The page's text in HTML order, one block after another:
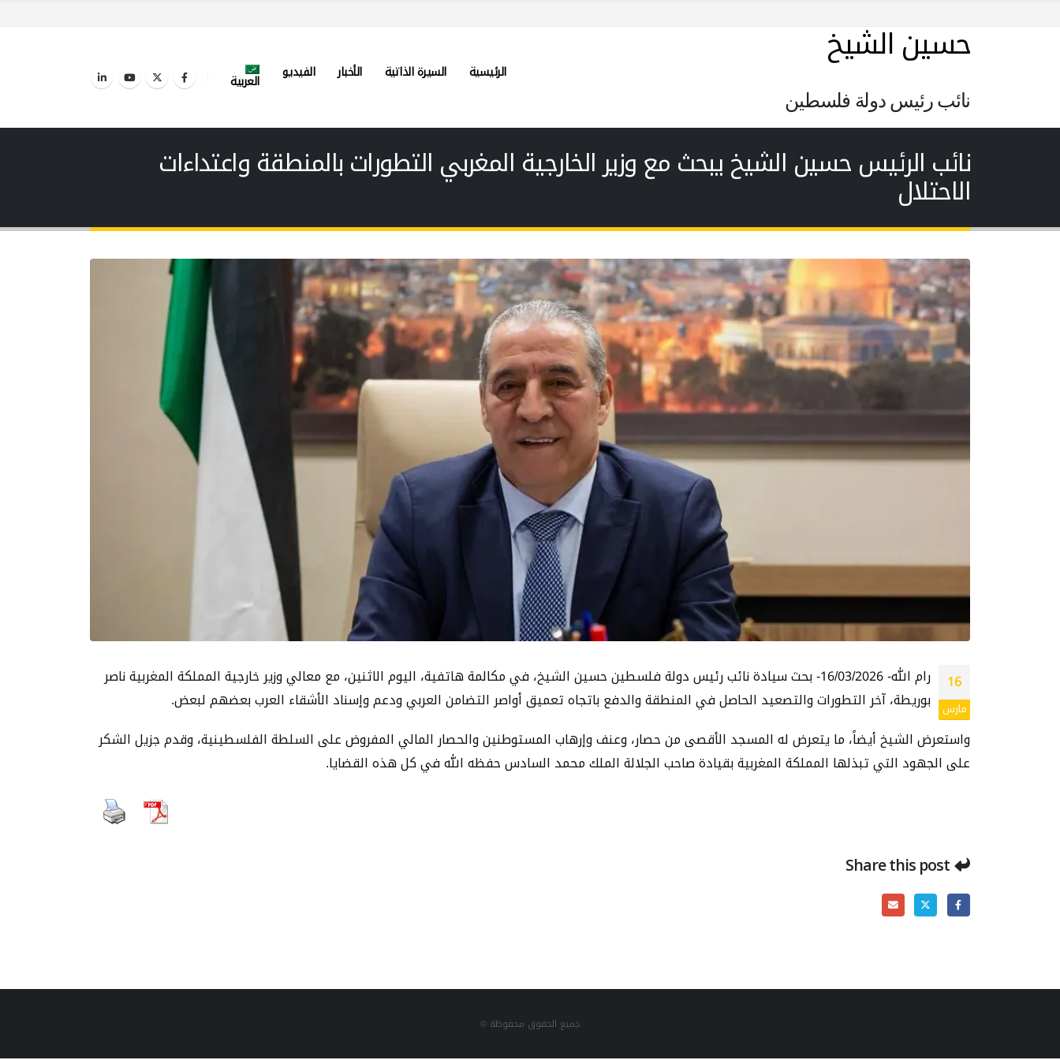
حسين الشيخ
نائب رئيس دولة فلسطين
الرئيسية السيرة الذاتية الأخبار الفيديو العربية
نائب الرئيس حسين الشيخ يبحث مع وزير الخارجية المغربي التطورات بالمنطقة واعتداءات
الاحتلال
16
مارس
رام الله- 16/03/2026- بحث سيادة نائب رئيس دولة فلسطين حسين الشيخ، في مكالمة هاتفية، اليوم الاثنين، مع معالي وزير خارجية المملكة المغربية ناصر
بوريطة، آخر التطورات والتصعيد الحاصل في المنطقة والدفع باتجاه تعميق أواصر التضامن العربي ودعم وإسناد الأشقاء العرب بعضهم لبعض.
واستعرض الشيخ أيضاً، ما يتعرض له المسجد الأقصى من حصار، وعنف وإرهاب المستوطنين والحصار المالي المفروض على السلطة الفلسطينية، وقدم جزيل الشكر
على الجهود التي تبذلها المملكة المغربية بقيادة صاحب الجلالة الملك محمد السادس حفظه الله في كل هذه القضايا.
Share this post
جميع الحقوق محفوظة ©